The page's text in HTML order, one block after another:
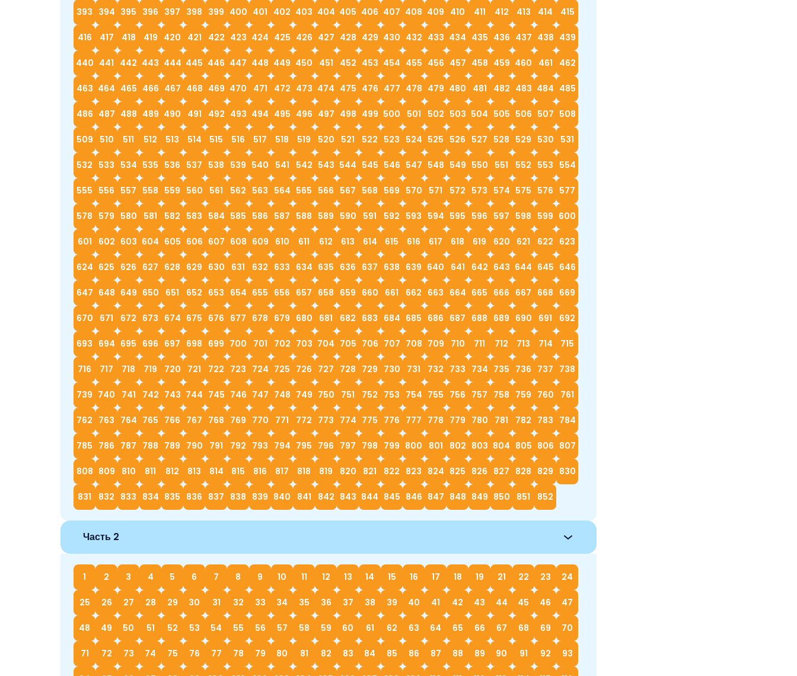
393 394 395 396 397 398 399 400 401 402 403 404 405 406 407 408 409 410 411 412 413 414 415
416 417 418 419 420 421 422 423 424 425 426 427 428 429 430 432 433 434 435 436 437 438 439
440 441 442 443 444 445 446 447 448 449 450 451 452 453 454 455 456 457 458 459 460 461 462
463 464 465 466 467 468 469 470 471 472 473 474 475 476 477 478 479 480 481 482 483 484 485
486 487 488 489 490 491 492 493 494 495 496 497 498 499 500 501 502 503 504 505 506 507 508
509 510 511 512 513 514 515 516 517 518 519 520 521 522 523 524 525 526 527 528 529 530 531
532 533 534 535 536 537 538 539 540 541 542 543 544 545 546 547 548 549 550 551 552 553 554
555 556 557 558 559 560 561 562 563 564 565 566 567 568 569 570 571 572 573 574 575 576 577
578 579 580 581 582 583 584 585 586 587 588 589 590 591 592 593 594 595 596 597 598 599 600
601 602 603 604 605 606 607 608 609 610 611 612 613 614 615 616 617 618 619 620 621 622 623
624 625 626 627 628 629 630 631 632 633 634 635 636 637 638 639 640 641 642 643 644 645 646
647 648 649 650 651 652 653 654 655 656 657 658 659 660 661 662 663 664 665 666 667 668 669
670 671 672 673 674 675 676 677 678 679 680 681 682 683 684 685 686 687 688 689 690 691 692
693 694 695 696 697 698 699 700 701 702 703 704 705 706 707 708 709 710 711 712 713 714 715
716 717 718 719 720 721 722 723 724 725 726 727 728 729 730 731 732 733 734 735 736 737 738
739 740 741 742 743 744 745 746 747 748 749 750 751 752 753 754 755 756 757 758 759 760 761
762 763 764 765 766 767 768 769 770 771 772 773 774 775 776 777 778 779 780 781 782 783 784
785 786 787 788 789 790 791 792 793 794 795 796 797 798 799 800 801 802 803 804 805 806 807
808 809 810 811 812 813 814 815 816 817 818 819 820 821 822 823 824 825 826 827 828 829 830
831 832 833 834 835 836 837 838 839 840 841 842 843 844 845 846 847 848 849 850 851 852
Часть 2
1 2 3 4 5 6 7 8 9 10 11 12 13 14 15 16 17 18 19 21 22 23 24
25 26 27 28 29 30 31 32 33 34 35 36 37 38 39 40 41 42 43 44 45 46 47
48 49 50 51 52 53 54 55 56 57 58 59 60 61 62 63 64 65 66 67 68 69 70
71 72 73 74 75 76 77 78 79 80 81 82 83 84 85 86 87 88 89 90 91 92 93